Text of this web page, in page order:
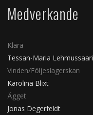
Medverkande
Klara
Tessan-Maria Lehmussaari
Vinden/Följeslagerskan
Karolina Blixt
Ägget
Jonas Degerfeldt